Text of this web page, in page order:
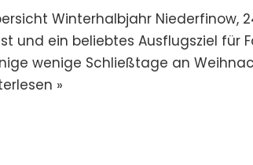
Winterhalbjahr Niederfinow,
und ein beliebtes Ausflugsziel
wenige Schließtage an
»